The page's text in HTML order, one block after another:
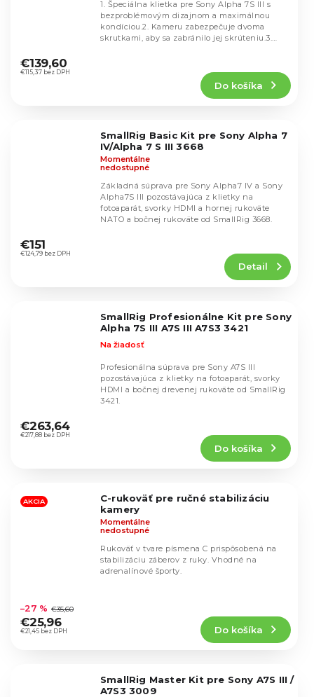
hodnotenie
produktu
€115,37 bez DPH
€139,60
Do košíka
1. Špeciálna klietka pre Sony Alpha 7S III s
bezproblémovým dizajnom a maximálnou
kondíciou.2. Kameru zabezpečuje dvoma
skrutkami, aby sa zabránilo jej skrúteniu.3.
SmallRig Basic Kit pre Sony Alpha 7
IV/Alpha 7 S III 3668
hodnotenie
produktu
Momentálne
nedostupné
€124,79 bez DPH
€151
Detail
Základná súprava pre Sony Alpha7 IV a Sony
Alpha7S III pozostávajúca z klietky na
fotoaparát, svorky HDMI a hornej rukoväte
NATO a bočnej rukoväte od SmallRig 3668.
SmallRig Profesionálne Kit pre Sony
Alpha 7S III A7S III A7S3 3421
hodnotenie
produktu
hviezdičiek.
Na žiadosť
€217,88 bez DPH
€263,64
Do košíka
Profesionálna súprava pre Sony A7S III
pozostávajúca z klietky na fotoaparát, svorky
HDMI a bočnej drevenej rukoväte od SmallRig
3421.
AKCIA
C-rukoväť pre ručné stabilizáciu
kamery
hodnotenie
produktu
je
Momentálne
nedostupné
€21,45 bez DPH
–27 % €35,60
€25,96
Do košíka
Rukoväť v tvare písmena C prispôsobená na
stabilizáciu záberov z ruky. Vhodné na
adrenalínové športy.
SmallRig Master Kit pre Sony A7S III /
A7S3 3009